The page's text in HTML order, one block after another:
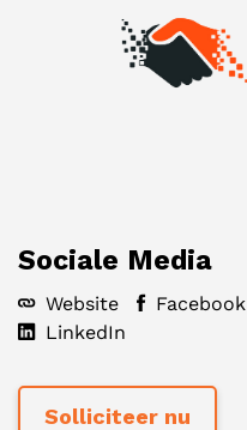
Sociale Media
Website Facebook
LinkedIn